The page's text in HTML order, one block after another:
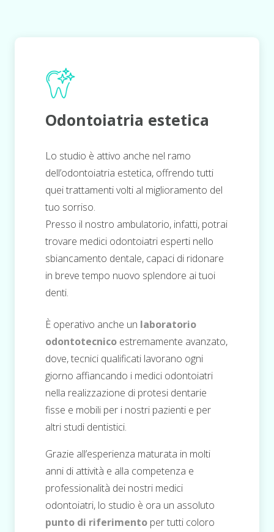
Odontoiatria estetica
Lo studio è attivo anche nel ramo
dell’odontoiatria estetica, offrendo tutti
quei trattamenti volti al miglioramento del
tuo sorriso.
Presso il nostro ambulatorio, infatti, potrai
trovare medici odontoiatri esperti nello
sbiancamento dentale, capaci di ridonare
in breve tempo nuovo splendore ai tuoi
denti.
È operativo anche un laboratorio
odontotecnico estremamente avanzato,
dove, tecnici qualificati lavorano ogni
giorno affiancando i medici odontoiatri
nella realizzazione di protesi dentarie
fisse e mobili per i nostri pazienti e per
altri studi dentistici.
Grazie all’esperienza maturata in molti
anni di attività e alla competenza e
professionalità dei nostri medici
odontoiatri, lo studio è ora un assoluto
punto di riferimento per tutti coloro